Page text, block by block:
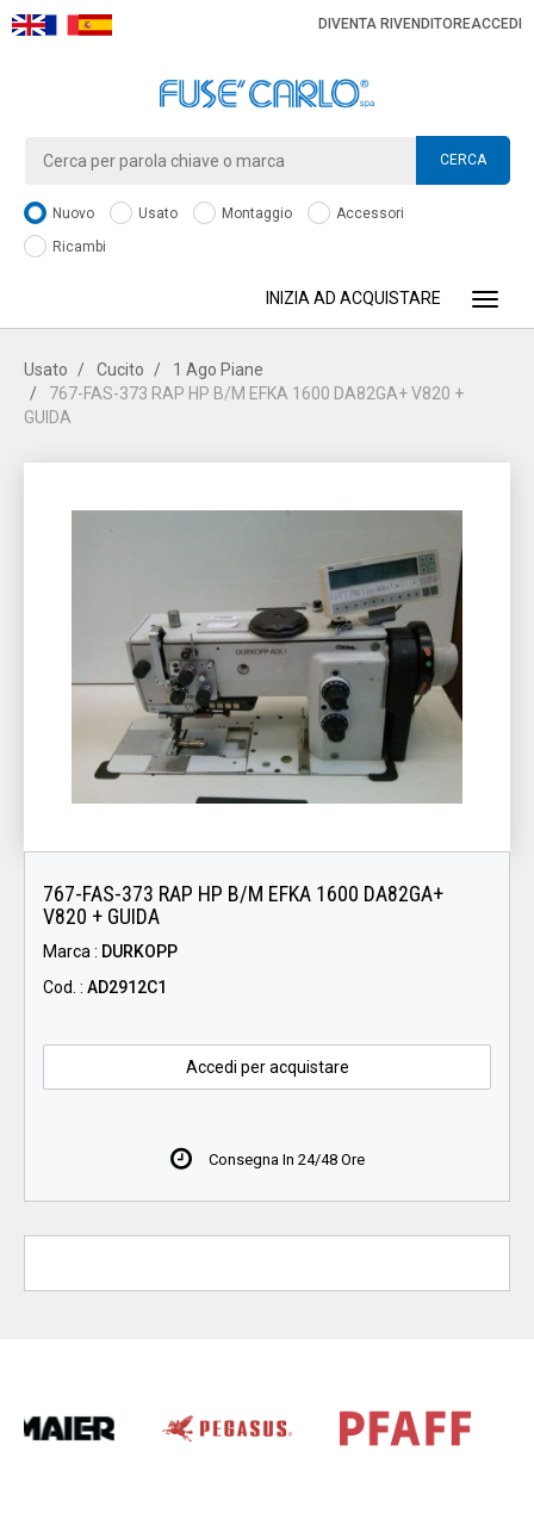
DIVENTA RIVENDITOREACCEDI
CERCA
Nuovo Usato Montaggio
Accessori
Ricambi
INIZIA AD ACQUISTARE
Usato Cucito
1 Ago Piane
767-FAS-373 RAP HP B/M EFKA 1600 DA82GA+ V820 +
GUIDA
767-FAS-373 RAP HP B/M EFKA 1600 DA82GA+
V820 + GUIDA
Marca : DURKOPP
Cod. : AD2912C1
Accedi per acquistare
Consegna In 24/48 Ore